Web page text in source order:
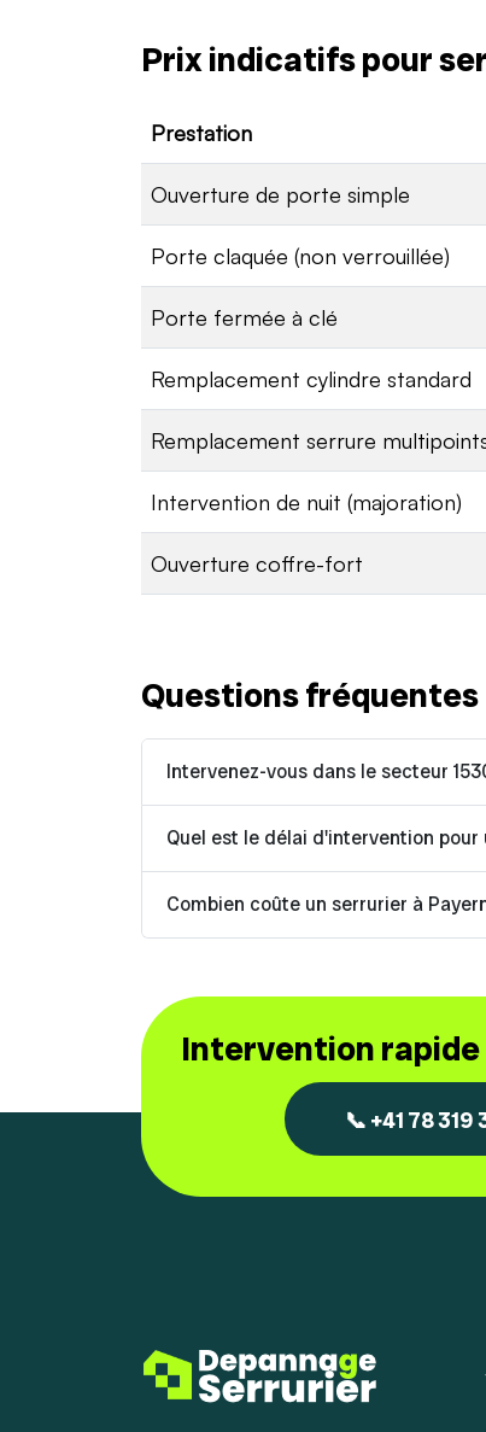
Prix indicatifs pour
Prestation
Ouverture de porte simple
Porte claquée (non verrouillée)
Porte fermée à clé
Remplacement cylindre standard
Remplacement serrure
Intervention de nuit (majoration)
Ouverture coffre-fort
Questions
Intervenez-vous dans le secteur
Quel est le délai d'intervention pour
Combien coûte un serrurier à
Intervention
📞 +41 78 319